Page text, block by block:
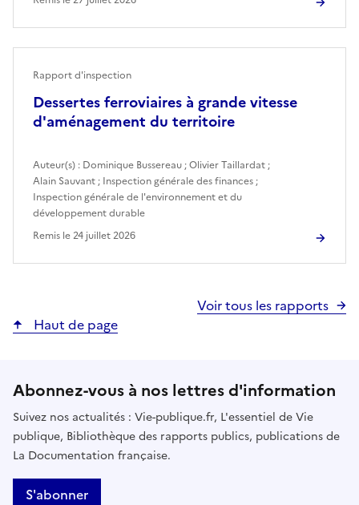
Dessertes ferroviaires à grande vitesse
d'aménagement du territoire
Rapport d'inspection
Auteur(s) : Dominique Bussereau ;Olivier Taillardat ;
Alain Sauvant ; Inspection générale des finances ;
Inspection générale de l'environnement et du
développement durable
Remis le24 juillet 2026
Voir tous les rapports
Haut de page
Abonnez-vous à nos lettres d'information
Suivez nos actualités : Vie-publique.fr, L'essentiel de Vie
publique, Bibliothèque des rapports publics, publications de
La Documentation française.
S'abonner